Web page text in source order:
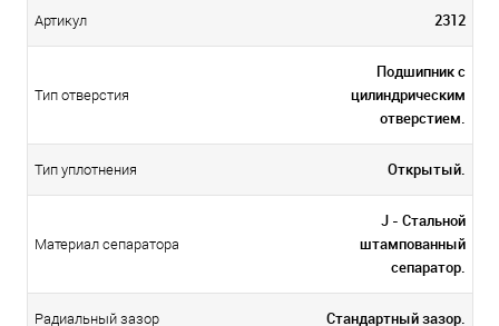
Артикул 2312
Тип отверстия
Подшипник с
цилиндрическим
отверстием.
Тип уплотнения Открытый.
Материал сепаратора
J - Стальной
штампованный
сепаратор.
Радиальный зазор Стандартный зазор.